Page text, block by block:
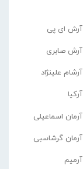
آرش ای پی
آرش صابری
آرشام علینژاد
آرکیا
آرمان اسماعیلی
آرمان گرشاسبی
آرمیم